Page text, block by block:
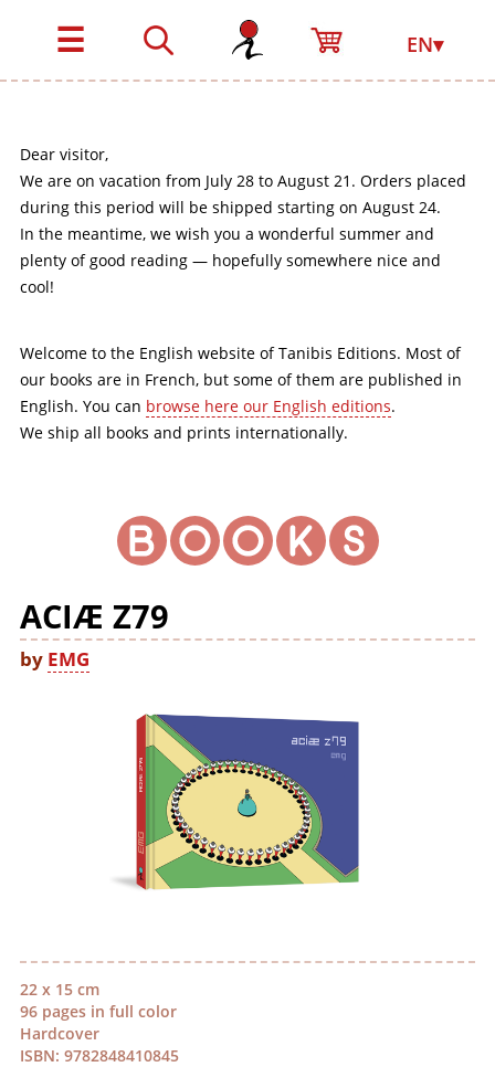
☰ EN▾
Dear visitor,
We are on vacation from July 28 to August 21. Orders placed
during this period will be shipped starting on August 24.
In the meantime, we wish you a wonderful summer and
plenty of good reading — hopefully somewhere nice and
cool!
Welcome to the English website of Tanibis Editions. Most of
our books are in French, but some of them are published in
English. You can browse here our English editions.
We ship all books and prints internationally.
22 x 15 cm
96 pages in full color
Hardcover
ISBN: 9782848410845
ACIÆ Z79
by EMG